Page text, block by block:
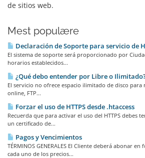
de sitios web.
Mest populære
Declaración de Soporte para servicio de
El sistema de soporte será proporcionado por
horarios establecidos...
¿Qué debo entender por Libre o
El servicio no ofrece espacio ilimitado de disco para
online, FTP...
Forzar el uso de HTTPS desde .htaccess
Recuerda que para activar el uso del HTTPS debes
un certificado de...
Pagos y Vencimientos
TÉRMINOS GENERALES El Cliente deberá abonar
cada uno de los precios...